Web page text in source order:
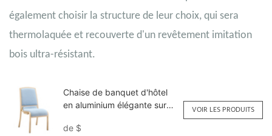
également choisir la structure de leur choix, qui sera
thermolaquée et recouverte d'un revêtement imitation
bois ultra-résistant.
Chaise de banquet d'hôtel
en aluminium élégante sur
de $
VOIR LES PRODUITS